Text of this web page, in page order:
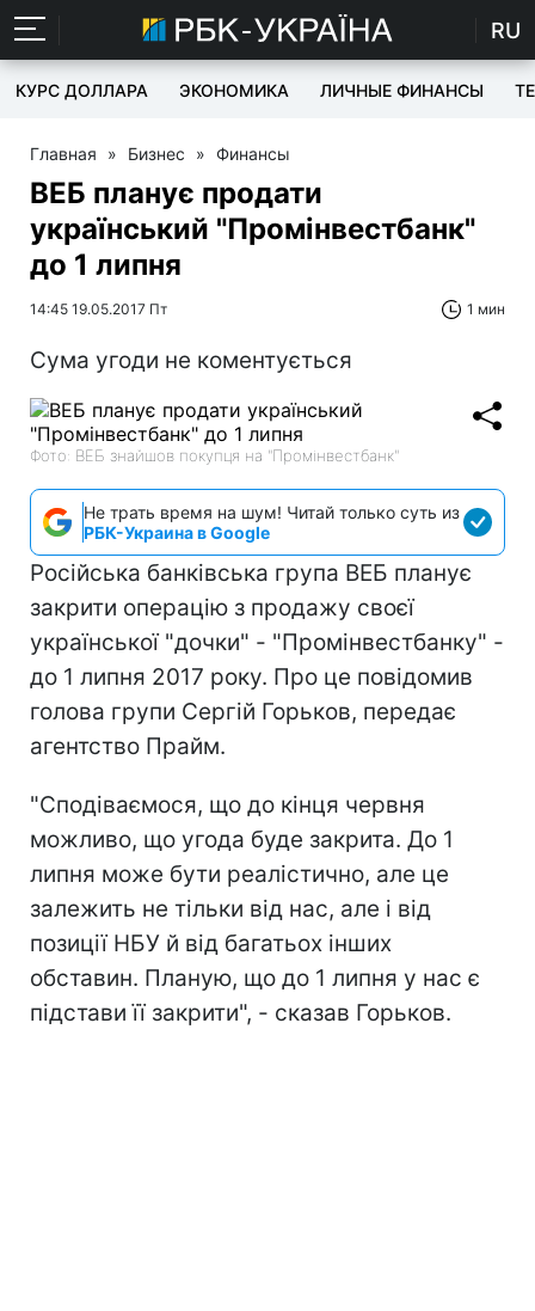
RU
КУРС ДОЛЛАРА ЭКОНОМИКА ЛИЧНЫЕ ФИНАНСЫ
Главная » Бизнес » Финансы
ВЕБ планує продати
український "Промінвестбанк"
до 1 липня
14:45 19.05.2017 Пт 1 мин
Сума угоди не коментується
Фото: ВЕБ знайшов покупця на "Промінвестбанк"
Не трать время на шум! Читай только суть из
РБК-Украина в Google
Російська банківська група ВЕБ планує
закрити операцію з продажу своєї
української "дочки" - "Промінвестбанку" -
до 1 липня 2017 року. Про це повідомив
голова групи Сергій Горьков, передає
агентство Прайм.
"Сподіваємося, що до кінця червня
можливо, що угода буде закрита. До 1
липня може бути реалістично, але це
залежить не тільки від нас, але і від
позиції НБУ й від багатьох інших
обставин. Планую, що до 1 липня у нас є
підстави її закрити", - сказав Горьков.